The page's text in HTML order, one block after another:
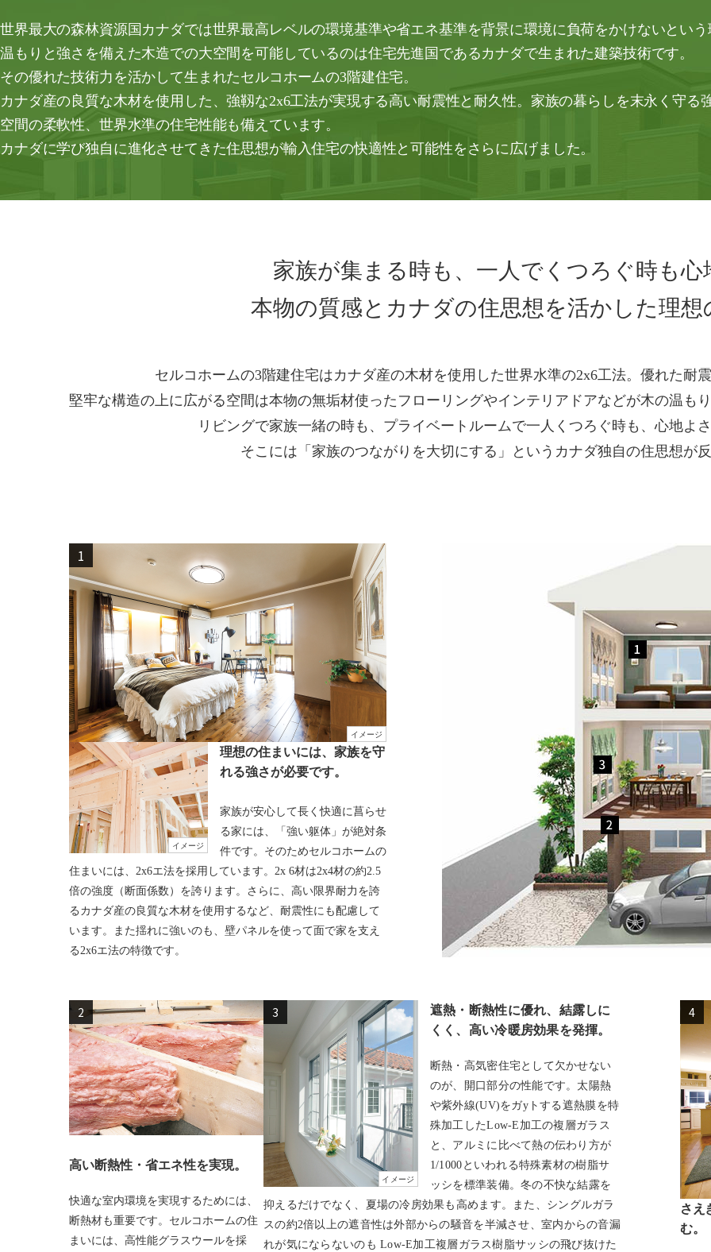
世界最大の森林資源国カナダでは世界最高レベルの環境基準や省エネ基準を背景に環境に負荷をかけないとい
温もりと強さを備えた木造での大空間を可能しているのは住宅先進国であるカナダで生まれた建築技術です。
その優れた技術力を活かして生まれたセルコホームの3階建住宅。
カナダ産の良質な木材を使用した、強靱な2x6工法が実現する高い耐震性と耐久性。家族の暮らしを末永く守
空間の柔軟性、世界水準の住宅性能も備えています。
カナダに学び独自に進化させてきた住思想が輸入住宅の快適性と可能性をさらに広げました。
家族が集まる時も、一人でくつろぐ時も心
本物の質感とカナダの住思想を活かした理想
セルコホームの3階建住宅はカナダ産の木材を使用した世界水準の2x6工法。優れた耐
堅牢な構造の上に広がる空間は本物の無垢材使ったフローリングやインテリアドアなどが木の温も
リビングで家族一緒の時も、プライベートルームで一人くつろぐ時も、心地よ
そこには「家族のつながりを大切にする」というカナダ独自の住思想が
1
イメージ
イメージ
理想の住まいには、家族を守
れる強さが必要です。
家族が安心して長く快適に菖らせ
る家には、「強い躯体」が絶対条
件です。そのためセルコホームの
住まいには、2x6エ法を採用しています。2x 6材は2x4材の約2.5
倍の強度（断面係数）を誇ります。さらに、高い限界耐力を誇
るカナダ産の良質な木材を使用するなど、耐震性にも配慮して
います。また揺れに強いのも、壁パネルを使って面で家を支え
る2x6エ法の特徴です。
2
高い断熱性・省エネ性を実現。
快適な室内環境を実現するためには、
断熱材も重要です。セルコホームの住
まいには、高性能グラスウールを採
3
イメージ
遮熱・断熱性に優れ、結露しに
くく、高い冷暖房効果を発揮。
断熱・高気密住宅として欠かせない
のが、開口部分の性能です。太陽熱
や紫外線(UV)をガyトする遮熱膜を特
殊加工したLow-E加工の複層ガラス
と、アルミに比べて熱の伝わり方が
1/1000といわれる特殊素材の樹脂サ
ッシを標準装備。冬の不快な結露を
抑えるだけでなく、夏場の冷房効果も高めます。また、シングルガラ
スの約2倍以上の遮音性は外部からの騒音を半減させ、室内からの音漏
れが気にならないのも Low-E加工複層ガラス樹脂サッシの飛び抜けた
4
さえ
む。